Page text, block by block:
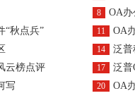
8 OA办
秋点兵” 11 OA
14 泛普
云榜点评 17 泛普
写 20 OA